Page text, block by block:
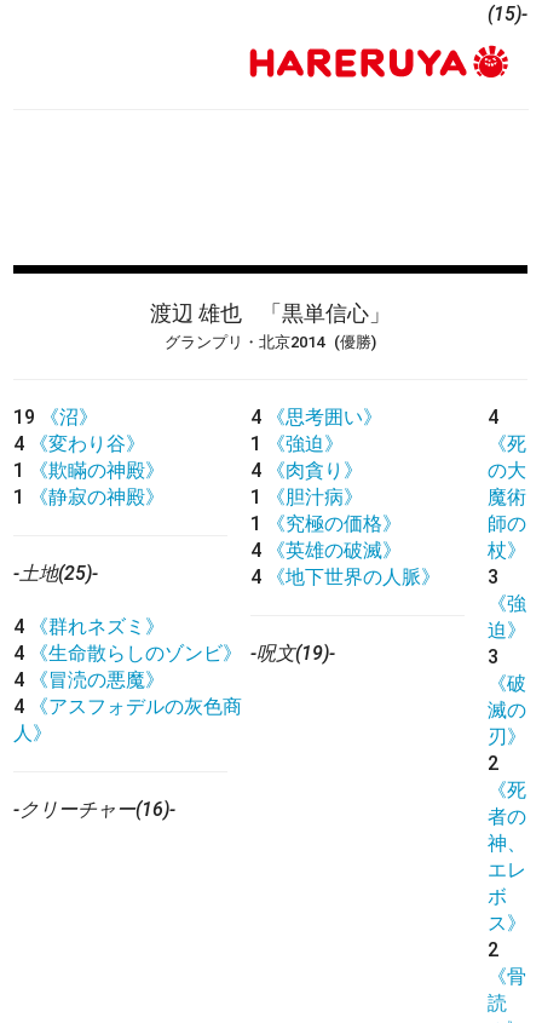
(15)-
渡辺 雄也 「黒単信心」
グランプリ・北京2014 (優勝)
19
《沼》
4
《変わり谷》
1
《欺瞞の神殿》
1
《静寂の神殿》
-土地(25)-
4
《群れネズミ》
4
《生命散らしのゾンビ》
4
《冒涜の悪魔》
4
《アスフォデルの灰色商
人》
-クリーチャー(16)-
4
《思考囲い》
1
《強迫》
4
《肉貪り》
1
《胆汁病》
1
《究極の価格》
4
《英雄の破滅》
4
《地下世界の人脈》
-呪文(19)-
4
《死
の大
魔術
師の
杖》
3
《強
迫》
3
《破
滅の
刃》
2
《死
者の
神、
エレ
ボ
ス》
2
《骨
読